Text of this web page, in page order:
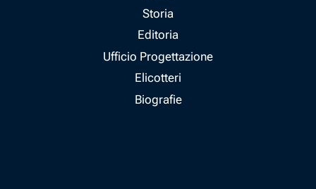
Storia
Editoria
Ufficio Progettazione
Elicotteri
Biografie